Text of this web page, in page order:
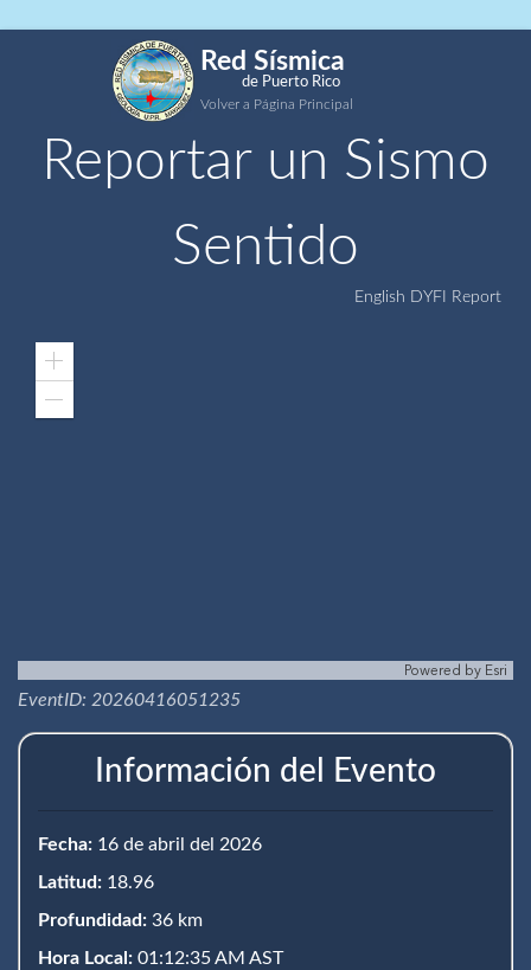
Red Sísmica
de Puerto Rico
Volver a Página Principal
Reportar un Sismo
Sentido
English DYFI Report
Zoom
Powered by Esri
EventID: 20260416051235
Información del Evento
Fecha: 16 de abril del 2026
Latitud: 18.96
Profundidad: 36 km
Hora Local: 01:12:35 AM AST